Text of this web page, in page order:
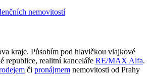
nemovitostí
kraje. Působím pod hlavičkou vlajkové
republice, realitní kanceláře RE/MAX Alfa.
či pronájmem nemovitosti od Prahy